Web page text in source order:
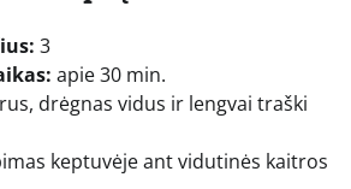
3
apie 30 min.
drėgnas vidus ir lengvai traški
keptuvėje ant vidutinės kaitros